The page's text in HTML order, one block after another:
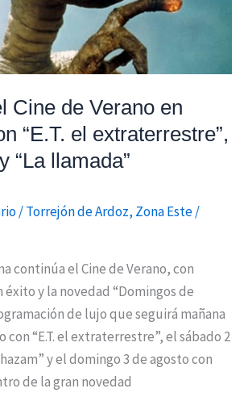
Cine de Verano en
“E.T. el extraterrestre”,
“La llamada”
/Torrejón de Ardoz, Zona Este/
continúa el Cine de Verano, con
y la novedad “Domingos de
de lujo que seguirá mañana
con “E.T. el extraterrestre”, el sábado 2
y el domingo 3 de agosto con
de la gran novedad